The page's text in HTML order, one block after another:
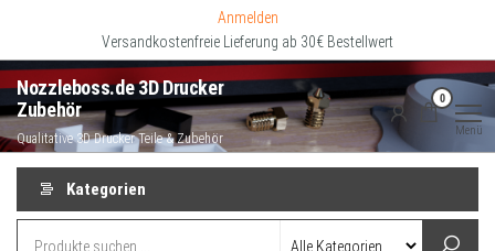
springen
Anmelden
Versandkostenfreie Lieferung ab 30€ Bestellwert
Nozzleboss.de 3D Drucker
Zubehör
Qualitative 3D Drucker Teile & Zubehör
0
Menü
Kategorien